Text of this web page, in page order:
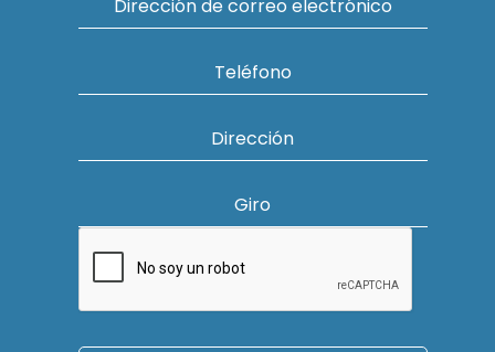
Dirección de correo electrónico
Teléfono
Dirección
Giro